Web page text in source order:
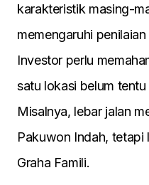
karakteristik masing-
memengaruhi
Investor perlu
satu lokasi belum
Misalnya, lebar jalan
Pakuwon Indah, tetapi
Graha Famili.